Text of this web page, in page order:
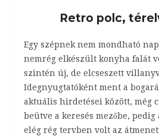
Retro polc,
Egy szépnek nem mondható
nemrég elkészült konyha falát
szintén új, de elcseszett
Idegnyugtatóként ment a
aktuális hirdetései között, még
beütve a keresés mezőbe, pedig
elég rég tervben volt az